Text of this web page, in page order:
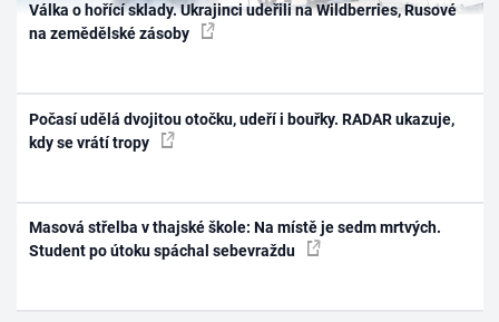
Válka o hořící sklady. Ukrajinci udeřili na Wildberries, Rusové
na zemědělské zásoby
Počasí udělá dvojitou otočku, udeří i bouřky. RADAR ukazuje,
kdy se vrátí tropy
Masová střelba v thajské škole: Na místě je sedm mrtvých.
Student po útoku spáchal sebevraždu